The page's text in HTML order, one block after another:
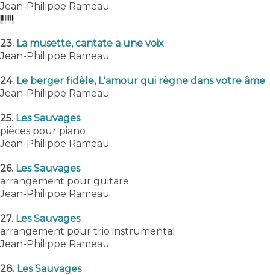
Jean-Philippe Rameau
23. La musette, cantate a une voix
Jean-Philippe Rameau
24. Le berger fidèle, L'amour qui règne dans votre âme
Jean-Philippe Rameau
25. Les Sauvages
pièces pour piano
Jean-Philippe Rameau
26. Les Sauvages
arrangement pour guitare
Jean-Philippe Rameau
27. Les Sauvages
arrangement pour trio instrumental
Jean-Philippe Rameau
28. Les Sauvages